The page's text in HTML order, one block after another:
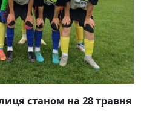
станом на 28 травня